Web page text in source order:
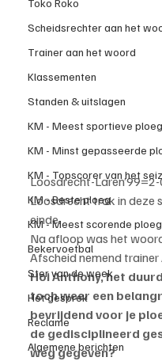
Toko Roko
Scheidsrechter aan het
Trainer aan het woord
Klassementen
Standen & uitslagen
KM - Meest sportieve ploeg
KM - Minst gepasseerde
KM - Topscorer van het
KM - Beste ploeg
KM - Meest scorende ploeg
Bekervoetbal
Ster van de week
Het gesprek
Reclame
Algemene berichten
Loosdrecht-
Loosdrecht trok in deze
einde.
Na afloop was het
Afscheid nemend trainer
Hoi Anthony, het
toch weer een
bevrijdend voor je
de gedisciplineerd
weg gegeven?